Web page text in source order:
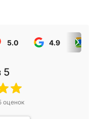
5.0 4.9
5
оценок